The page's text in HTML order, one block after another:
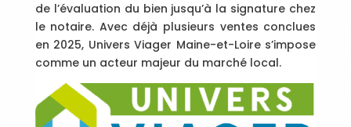
de l’évaluation du bien jusqu’à la signature chez
le notaire. Avec déjà plusieurs ventes conclues
en 2025, Univers Viager Maine-et-Loire s’impose
comme un acteur majeur du marché local.